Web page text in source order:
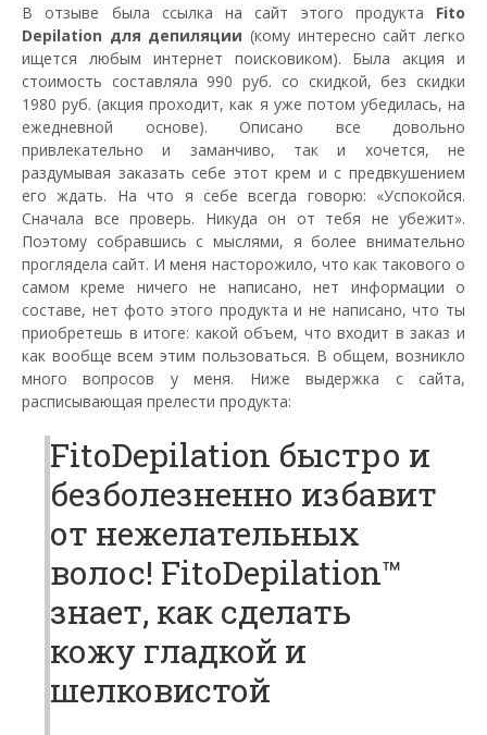
В отзыве была ссылка на сайт этого продукта Fito
Depilation для депиляции (кому интересно сайт легко
ищется любым интернет поисковиком). Была акция и
стоимость составляла 990 руб. со скидкой, без скидки
1980 руб. (акция проходит, как я уже потом убедилась, на
ежедневной основе). Описано все довольно
привлекательно и заманчиво, так и хочется, не
раздумывая заказать себе этот крем и с предвкушением
его ждать. На что я себе всегда говорю: «Успокойся.
Сначала все проверь. Никуда он от тебя не убежит».
Поэтому собравшись с мыслями, я более внимательно
проглядела сайт. И меня насторожило, что как такового о
самом креме ничего не написано, нет информации о
составе, нет фото этого продукта и не написано, что ты
приобретешь в итоге: какой объем, что входит в заказ и
как вообще всем этим пользоваться. В общем, возникло
много вопросов у меня. Ниже выдержка с сайта,
расписывающая прелести продукта:
FitoDepilation быстро и
безболезненно избавит
от нежелательных
волос! FitoDepilation™
знает, как сделать
кожу гладкой и
шелковистой